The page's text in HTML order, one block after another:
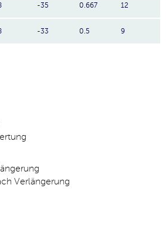
-35 0.667 12
-33 0.5 9
Verlängerung